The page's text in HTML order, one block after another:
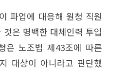
파업에 대응해 원청 직원
은 명백한 대체인력 투입
은 노조법 제43조에 따른
대상이 아니라고 판단했